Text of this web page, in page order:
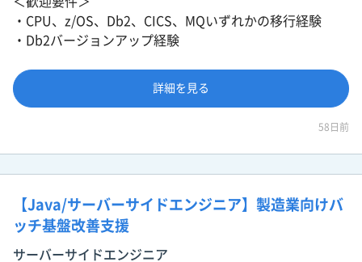
・CPU、z/OS、Db2、CICS、MQいずれかの移行経験
・Db2バージョンアップ経験
詳細を見る
58日前
【Java/サーバーサイドエンジニア】製造業向けバ
ッチ基盤改善支援
サーバーサイドエンジニア